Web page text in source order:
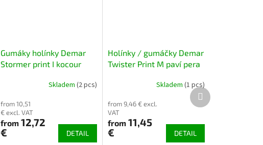
Gumáky holínky Demar
Stormer print I kocour
Skladem(2 pcs)
from 10,51
€ excl. VAT
from12,72
€
DETAIL
Holínky / gumáčky Demar
Twister Print M paví pera
Skladem (1 pcs)
from 9,46 € excl.
VAT
from 11,45
€
DETAIL
Next
product